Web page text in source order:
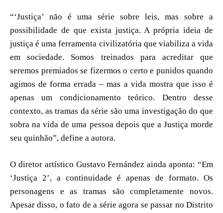
“‘Justiça’ não é uma série sobre leis, mas sobre a
possibilidade de que exista justiça. A própria ideia de
justiça é uma ferramenta civilizatória que viabiliza a vida
em sociedade. Somos treinados para acreditar que
seremos premiados se fizermos o certo e punidos quando
agimos de forma errada – mas a vida mostra que isso é
apenas um condicionamento teórico. Dentro desse
contexto, as tramas da série são uma investigação do que
sobra na vida de uma pessoa depois que a Justiça morde
seu quinhão”, define a autora.
O diretor artístico Gustavo Fernández ainda aponta: “Em
‘Justiça 2’, a continuidade é apenas de formato. Os
personagens e as tramas são completamente novos.
Apesar disso, o fato de a série agora se passar no Distrito